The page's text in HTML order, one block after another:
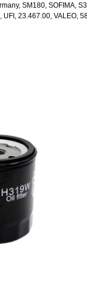
SM180, SOFIMA,
23.467.00, VALEO,